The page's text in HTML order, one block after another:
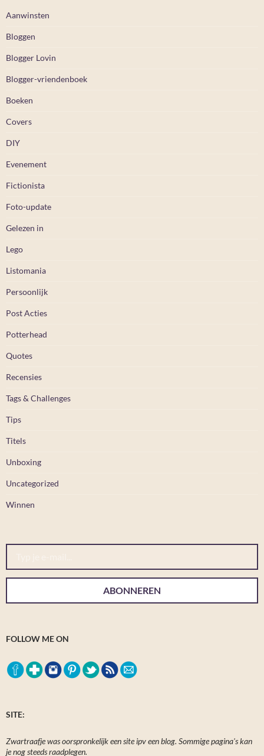
Aanwinsten
Bloggen
Blogger Lovin
Blogger-vriendenboek
Boeken
Covers
DIY
Evenement
Fictionista
Foto-update
Gelezen in
Lego
Listomania
Persoonlijk
Post Acties
Potterhead
Quotes
Recensies
Tags & Challenges
Tips
Titels
Unboxing
Uncategorized
Winnen
Typ je e-mail...
ABONNEREN
FOLLOW ME ON
SITE:
Zwartraafje was oorspronkelijk een site ipv een blog. Sommige pagina's kan
je nog steeds raadplegen.